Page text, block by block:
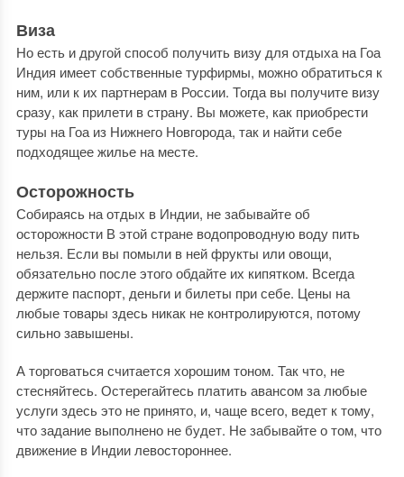
Виза
Но есть и другой способ получить визу для отдыха на Гоа
Индия имеет собственные турфирмы, можно обратиться к
ним, или к их партнерам в России. Тогда вы получите визу
сразу, как прилети в страну. Вы можете, как приобрести
туры на Гоа из Нижнего Новгорода, так и найти себе
подходящее жилье на месте.
Осторожность
Собираясь на отдых в Индии, не забывайте об
осторожности В этой стране водопроводную воду пить
нельзя. Если вы помыли в ней фрукты или овощи,
обязательно после этого обдайте их кипятком. Всегда
держите паспорт, деньги и билеты при себе. Цены на
любые товары здесь никак не контролируются, потому
сильно завышены.
А торговаться считается хорошим тоном. Так что, не
стесняйтесь. Остерегайтесь платить авансом за любые
услуги здесь это не принято, и, чаще всего, ведет к тому,
что задание выполнено не будет. Не забывайте о том, что
движение в Индии левостороннее.